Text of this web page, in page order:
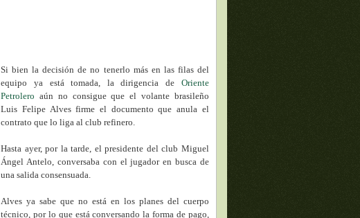
Si bien la decisión de no tenerlo más en las filas del
equipo ya está tomada, la dirigencia de Oriente
Petrolero aún no consigue que el volante brasileño
Luis Felipe Alves firme el documento que anula el
contrato que lo liga al club refinero.
Hasta ayer, por la tarde, el presidente del club Miguel
Ángel Antelo, conversaba con el jugador en busca de
una salida consensuada.
Alves ya sabe que no está en los planes del cuerpo
técnico, por lo que está conversando la forma de pago,